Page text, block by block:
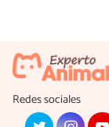
Redes sociales